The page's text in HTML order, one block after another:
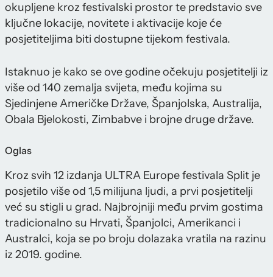
okupljene kroz festivalski prostor te predstavio sve
ključne lokacije, novitete i aktivacije koje će
posjetiteljima biti dostupne tijekom festivala.
Istaknuo je kako se ove godine očekuju posjetitelji iz
više od 140 zemalja svijeta, među kojima su
Sjedinjene Američke Države, Španjolska, Australija,
Obala Bjelokosti, Zimbabve i brojne druge države.
Oglas
Kroz svih 12 izdanja ULTRA Europe festivala Split je
posjetilo više od 1,5 milijuna ljudi, a prvi posjetitelji
već su stigli u grad. Najbrojniji među prvim gostima
tradicionalno su Hrvati, Španjolci, Amerikanci i
Australci, koja se po broju dolazaka vratila na razinu
iz 2019. godine.